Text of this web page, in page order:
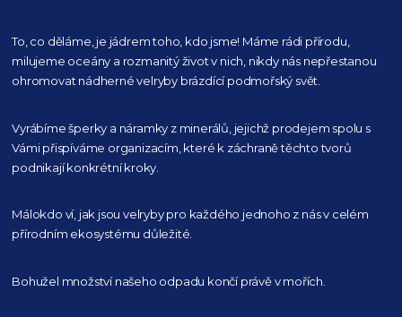
To, co děláme, je jádrem toho, kdo jsme! Máme rádi přírodu,
milujeme oceány a rozmanitý život v nich, nikdy nás nepřestanou
ohromovat nádherné velryby brázdící podmořský svět.
Vyrábíme šperky a náramky z minerálů, jejichž prodejem spolu s
Vámi přispíváme organizacím, které k záchraně těchto tvorů
podnikají konkrétní kroky.
Málokdo ví, jak jsou velryby pro každého jednoho z nás v celém
přírodním ekosystému důležité.
Bohužel množství našeho odpadu končí právě v mořích.